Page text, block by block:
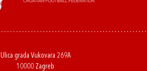
Ulica grada Vukovara 269A
10000 Zagreb